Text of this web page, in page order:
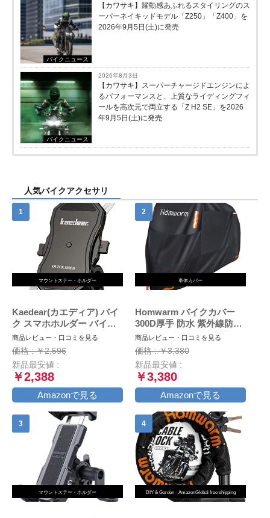
バイクニュース
【カワサキ】躍動感あふれるスタイリングのス
ーパーネイキッドモデル「Z250」「Z400」を
2026年9月5日(土)に発売
バイクニュース
2026年8月3日
【カワサキ】スーパーチャージドエンジンによ
るパフォーマンスと、上質なライディングフィ
ールを高次元で両立する「Z H2 SE」を2026
年9月5日(土)に発売
人気バイクアクセサリ
マウントステー・ホルダー
Kaedear(カエディア) バイ
ク スマホホルダー バイク
用スマホホルダー 携帯ホル
ダー 振動吸収 マウント 対
応 スマホ スタンド アルミ
製 マウント ハンドル ミラ
ー 原付 オートバイ 自転車
クイックホールド KDR-
M11C (Black)
商品レビュー・口コミを見る
価格 : ￥2,596
新品最安値 :
￥2,388
Amazonで見る
車体カバー
Homwarm バイクカバー
300D厚手 防水 紫外線防止
盗難防止 収納バッグ付き
(XXL, ブラック)
商品レビュー・口コミを見る
価格 : ￥3,380
新品最安値 :
￥3,380
Amazonで見る
マウントステー・ホルダー DIY & Garden - AmazonGlobal free shipping